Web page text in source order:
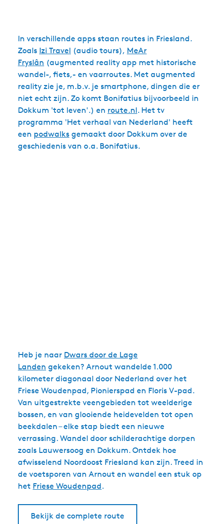
In verschillende apps staan routes in Friesland.
Zoals Izi Travel (audio tours), MeAr
Fryslân (augmented reality app met historische
wandel-, fiets,- en vaarroutes. Met augmented
reality zie je, m.b.v. je smartphone, dingen die er
niet echt zijn. Zo komt Bonifatius bijvoorbeeld in
Dokkum 'tot leven'.) en route.nl. Het tv
programma 'Het verhaal van Nederland' heeft
een podwalks gemaakt door Dokkum over de
geschiedenis van o.a. Bonifatius.
Heb je naar Dwars door de Lage
Landen gekeken? Arnout wandelde 1.000
kilometer diagonaal door Nederland over het
Friese Woudenpad, Pionierspad en Floris V-pad.
Van uitgestrekte veengebieden tot weelderige
bossen, en van glooiende heidevelden tot open
beekdalen – elke stap biedt een nieuwe
verrassing. Wandel door schilderachtige dorpen
zoals Lauwersoog en Dokkum. Ontdek hoe
afwisselend Noordoost Friesland kan zijn. Treed in
de voetsporen van Arnout en wandel een stuk op
het Friese Woudenpad.
Bekijk de complete route